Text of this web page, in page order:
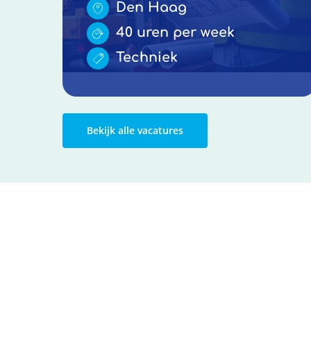
Den Haag
40 uren per week
Techniek
Bekijk alle vacatures